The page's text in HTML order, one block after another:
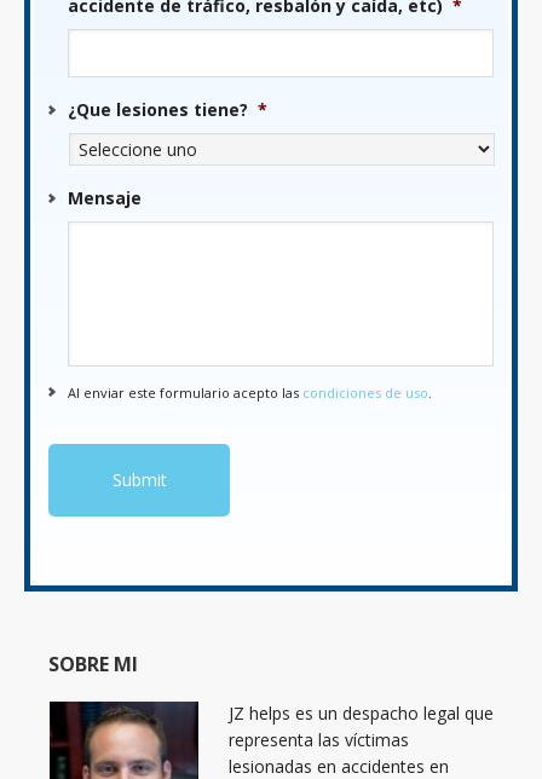
accidente de tráfico, resbalón y caída, etc) *
¿Que lesiones tiene? *
Mensaje
Al enviar este formulario acepto las condiciones de uso
SOBRE MI
JZ helps es un despacho legal que
representa las víctimas
lesionadas en accidentes en